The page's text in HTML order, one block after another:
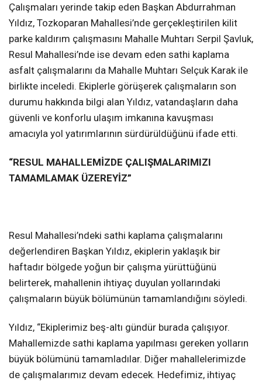
Çalışmaları yerinde takip eden Başkan Abdurrahman
Yıldız, Tozkoparan Mahallesi’nde gerçekleştirilen kilit
parke kaldırım çalışmasını Mahalle Muhtarı Serpil Şavluk,
Resul Mahallesi’nde ise devam eden sathi kaplama
asfalt çalışmalarını da Mahalle Muhtarı Selçuk Karak ile
birlikte inceledi. Ekiplerle görüşerek çalışmaların son
durumu hakkında bilgi alan Yıldız, vatandaşların daha
güvenli ve konforlu ulaşım imkanına kavuşması
amacıyla yol yatırımlarının sürdürüldüğünü ifade etti.
“RESUL MAHALLEMİZDE ÇALIŞMALARIMIZI
TAMAMLAMAK ÜZEREYİZ”
Resul Mahallesi’ndeki sathi kaplama çalışmalarını
değerlendiren Başkan Yıldız, ekiplerin yaklaşık bir
haftadır bölgede yoğun bir çalışma yürüttüğünü
belirterek, mahallenin ihtiyaç duyulan yollarındaki
çalışmaların büyük bölümünün tamamlandığını söyledi.
Yıldız, “Ekiplerimiz beş-altı gündür burada çalışıyor.
Mahallemizde sathi kaplama yapılması gereken yolların
büyük bölümünü tamamladılar. Diğer mahallelerimizde
de çalışmalarımız devam edecek. Hedefimiz, ihtiyaç